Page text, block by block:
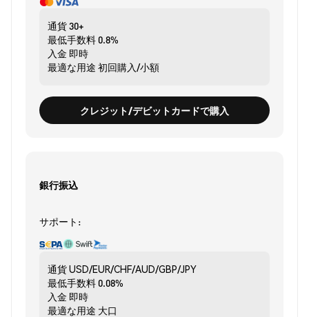
通貨30+
最低手数料0.8%
入金 即時
最適な用途 初回購入/小額
クレジット/デビットカードで購入
銀行振込
サポート:
通貨USD/EUR/CHF/AUD/GBP/JPY
最低手数料0.08%
入金 即時
最適な用途 大口